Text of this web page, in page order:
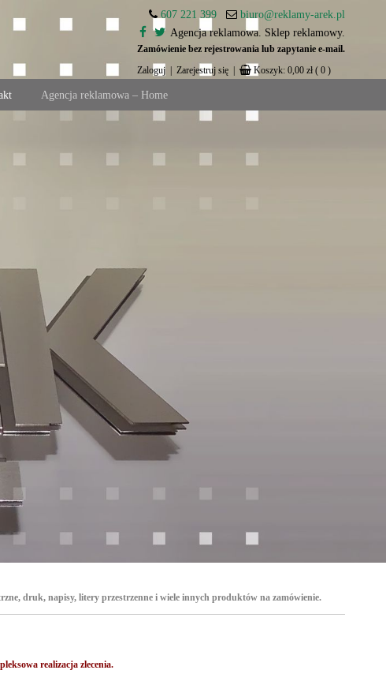
607 221 399
biuro@reklamy-arek.pl
Agencja reklamowa. Sklep reklamowy.
Zamówienie bez rejestrowania lub zapytanie e-mail.
Zaloguj Zarejestruj się Koszyk: 0,00 zł ( 0 )
Agencja reklamowa – Home
druk, napisy, litery przestrzenne i wiele innych produktów na zamówienie.
realizacja zlecenia.